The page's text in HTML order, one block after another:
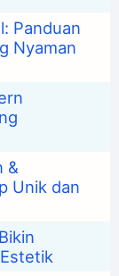
Panduan
Nyaman
&
Unik dan